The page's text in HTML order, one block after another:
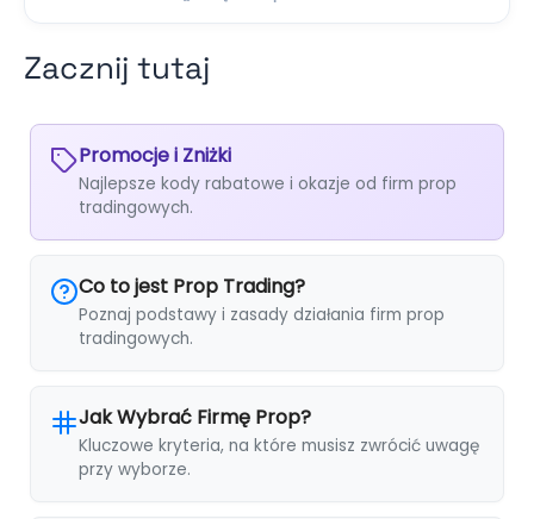
Zacznij tutaj
Promocje i Zniżki
Najlepsze kody rabatowe i okazje od firm prop
tradingowych.
Co to jest Prop Trading?
Poznaj podstawy i zasady działania firm prop
tradingowych.
Jak Wybrać Firmę Prop?
Kluczowe kryteria, na które musisz zwrócić uwagę
przy wyborze.